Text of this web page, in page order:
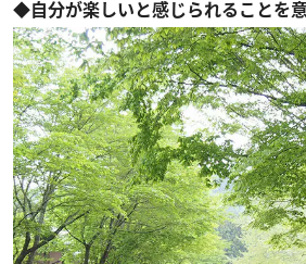
◆自分が楽しいと感じられることを